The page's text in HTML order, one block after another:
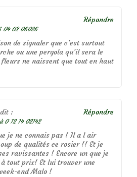
04 02 06026
de signaler que c’est surtout
ou une pergola qu’il sera le
ne naissent que tout en haut
Répondre
:
0 12 14 02142
je ne connais pas ! Il a l air
de qualités ce rosier !! Et je
ravissantes ! Encore un que je
tout prix! Et lui trouver une
end Malo !
Répondre